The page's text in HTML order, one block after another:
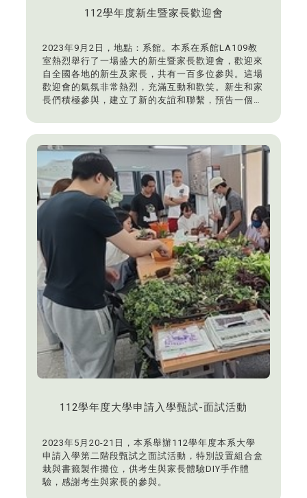
112學年度新生暨家長歡迎會
2023年9月2日，地點：系館。本系在系館LA109教
室熱烈舉行了一場盛大的新生暨家長歡迎會，歡迎來
自全國各地的新生及家長，共有一百多位參與。這場
歡迎會的氣氛非常熱烈，充滿互動和歡笑。新生和家
長們積極參與，建立了新的友誼和聯繫，預告一個充
112學年度大學申請入學甄試-面試活動
2023年5月20-21日，本系舉辦112學年度本系大學
申請入學第二階段甄試之面試活動，特別設置組合盒
栽與書籤製作攤位，供考生與家長體驗DIY手作體
驗，感謝考生與家長的參與。